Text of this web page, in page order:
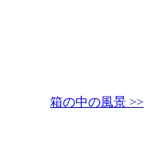
箱の中の風景 >>